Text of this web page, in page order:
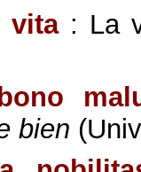
vita: La
bien